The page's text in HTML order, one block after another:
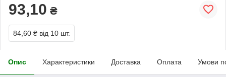
93,10 ₴
84,60 ₴ від 10 шт.
Опис Характеристики Доставка Оплата Умови